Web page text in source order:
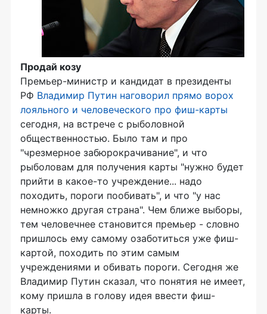
Продай козу
Премьер-министр и кандидат в президенты
РФ Владимир Путин наговорил прямо ворох
лояльного и человеческого про фиш-карты
сегодня, на встрече с рыболовной
общественностью. Было там и про
"чрезмерное забюрокрачивание", и что
рыболовам для получения карты "нужно будет
прийти в какое-то учреждение... надо
походить, пороги пообивать", и что "у нас
немножко другая страна". Чем ближе выборы,
тем человечнее становится премьер - словно
пришлось ему самому озаботиться уже фиш-
картой, походить по этим самым
учреждениями и обивать пороги. Сегодня же
Владимир Путин сказал, что понятия не имеет,
кому пришла в голову идея ввести фиш-
карты.